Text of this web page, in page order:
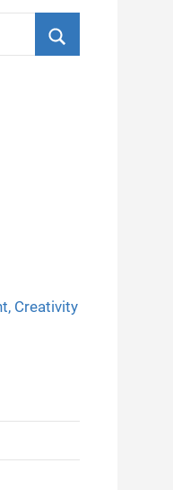
Creativity